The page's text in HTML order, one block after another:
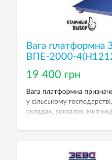
Вага
ВПЕ-2000-
19 400 грн
Вага платформна
у сільському
складах, вокзалах,
500 г. Розмір платформи